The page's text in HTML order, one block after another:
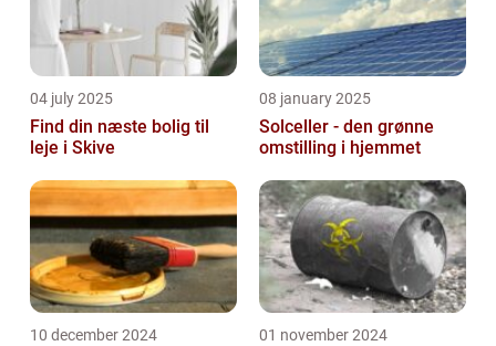
04 july 2025
Find din næste bolig til
leje i Skive
08 january 2025
Solceller - den grønne
omstilling i hjemmet
10 december 2024 01 november 2024